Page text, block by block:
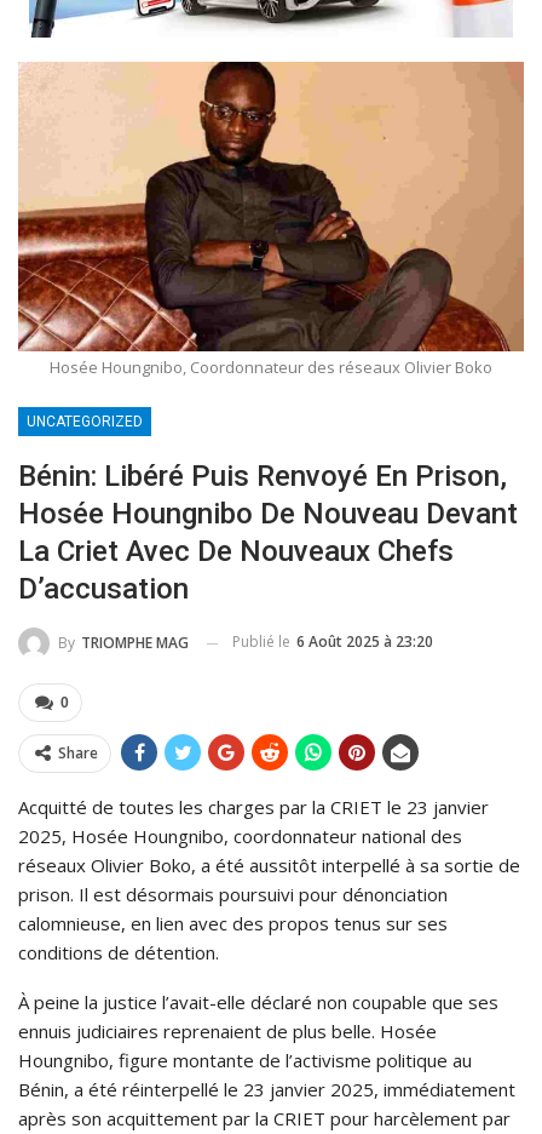
Hosée Houngnibo, Coordonnateur des réseaux Olivier Boko
UNCATEGORIZED
Bénin: Libéré Puis Renvoyé En Prison,
Hosée Houngnibo De Nouveau Devant
La Criet Avec De Nouveaux Chefs
D’accusation
By TRIOMPHE MAG Publié le 6 Août 2025 à 23:20
0
Share
Acquitté de toutes les charges par la CRIET le 23 janvier
2025, Hosée Houngnibo, coordonnateur national des
réseaux Olivier Boko, a été aussitôt interpellé à sa sortie de
prison. Il est désormais poursuivi pour dénonciation
calomnieuse, en lien avec des propos tenus sur ses
conditions de détention.
À peine la justice l’avait-elle déclaré non coupable que ses
ennuis judiciaires reprenaient de plus belle. Hosée
Houngnibo, figure montante de l’activisme politique au
Bénin, a été réinterpellé le 23 janvier 2025, immédiatement
après son acquittement par la CRIET pour harcèlement par